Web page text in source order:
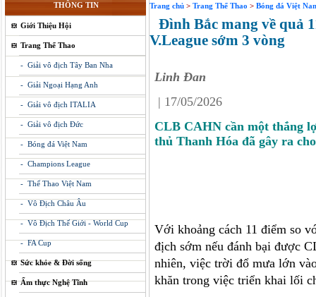
THÔNG TIN
Giới Thiệu Hội
Trang Thể Thao
- Giải vô địch Tây Ban Nha
- Giải Ngoại Hạng Anh
- Giải vô địch ITALIA
- Giải vô địch Đức
- Bóng đá Việt Nam
- Champions League
- Thể Thao Việt Nam
- Vô Địch Châu Âu
- Vô Địch Thế Giới - World Cup
- FA Cup
Sức khỏe & Đời sống
Ẩm thực Nghệ Tĩnh
Trang chủ > Trang Thể Thao > Bóng đá Việt
Đình Bắc mang về quả
V.League sớm 3 vòng
Linh Đan
| 17/05/2026
CLB CAHN cần một thắng
thủ Thanh Hóa đã gây ra
Với khoảng cách 11 điểm so
địch sớm nếu đánh bại được
nhiên, việc trời đổ mưa lớn
khăn trong việc triển khai lối